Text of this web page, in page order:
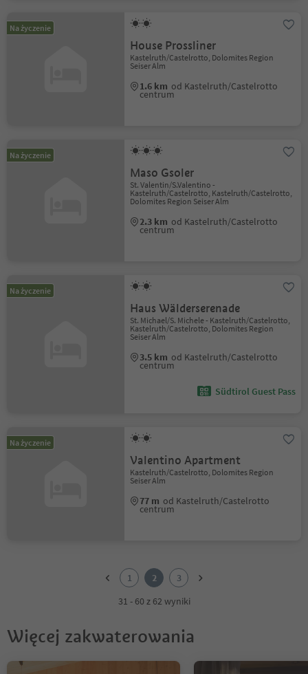
Na życzenie
House Prossliner
Kastelruth/Castelrotto, Dolomites Region
Seiser Alm
1.6 km od Kastelruth/Castelrotto
centrum
Na życzenie
Maso Gsoler
St. Valentin/S.Valentino -
Kastelruth/Castelrotto, Kastelruth/Castelrotto,
Dolomites Region Seiser Alm
2.3 km od Kastelruth/Castelrotto
centrum
Na życzenie
Haus Wälderserenade
St. Michael/S. Michele - Kastelruth/Castelrotto,
Kastelruth/Castelrotto, Dolomites Region
Seiser Alm
3.5 km od Kastelruth/Castelrotto
centrum
Südtirol Guest Pass
Na życzenie
Valentino Apartment
Kastelruth/Castelrotto, Dolomites Region
Seiser Alm
77 m od Kastelruth/Castelrotto
centrum
1 2
3
31 - 60 z 62 wyniki
Więcej zakwaterowania